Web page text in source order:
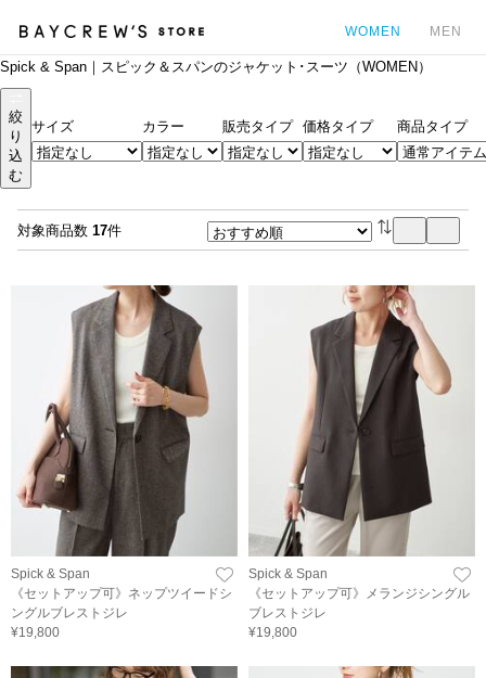
WOMEN MEN
Spick & Span｜スピック＆スパンのジャケット･スーツ（WOMEN）
絞
り
込
む
サイズ カラー 販売タイプ 価格タイプ 商品タイプ
対象商品数 17件
Spick & Span
《セットアップ可》ネップツイードシ
ングルブレストジレ
¥19,800
Spick & Span
《セットアップ可》メランジシングル
ブレストジレ
¥19,800